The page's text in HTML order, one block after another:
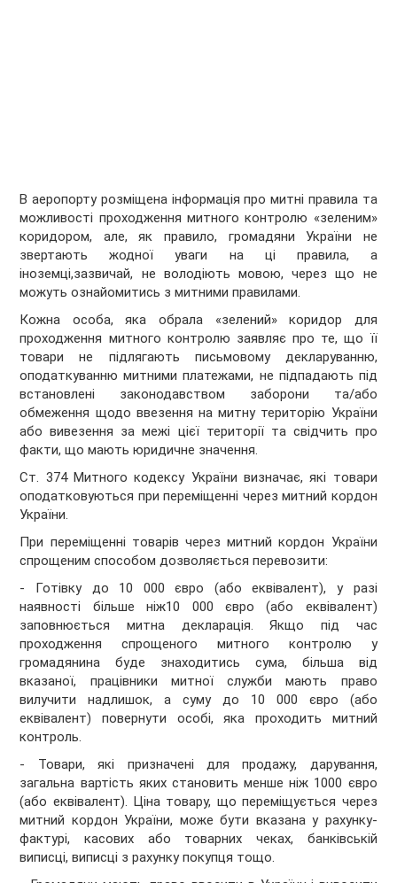
В аеропорту розміщена інформація про митні правила та
можливості проходження митного контролю «зеленим»
коридором, але, як правило, громадяни України не
звертають жодної уваги на ці правила, а
іноземці,зазвичай, не володіють мовою, через що не
можуть ознайомитись з митними правилами.
Кожна особа, яка обрала «зелений» коридор для
проходження митного контролю заявляє про те, що її
товари не підлягають письмовому декларуванню,
оподаткуванню митними платежами, не підпадають під
встановлені законодавством заборони та/або
обмеження щодо ввезення на митну територію України
або вивезення за межі цієї території та свідчить про
факти, що мають юридичне значення.
Ст. 374 Митного кодексу України визначає, які товари
оподатковуються при переміщенні через митний кордон
України.
При переміщенні товарів через митний кордон України
спрощеним способом дозволяється перевозити:
- Готівку до 10 000 євро (або еквівалент), у разі
наявності більше ніж10 000 євро (або еквівалент)
заповнюється митна декларація. Якщо під час
проходження спрощеного митного контролю у
громадянина буде знаходитись сума, більша від
вказаної, працівники митної служби мають право
вилучити надлишок, а суму до 10 000 євро (або
еквівалент) повернути особі, яка проходить митний
контроль.
- Товари, які призначені для продажу, дарування,
загальна вартість яких становить менше ніж 1000 євро
(або еквівалент). Ціна товару, що переміщується через
митний кордон України, може бути вказана у рахунку-
фактурі, касових або товарних чеках, банківській
виписці, виписці з рахунку покупця тощо.